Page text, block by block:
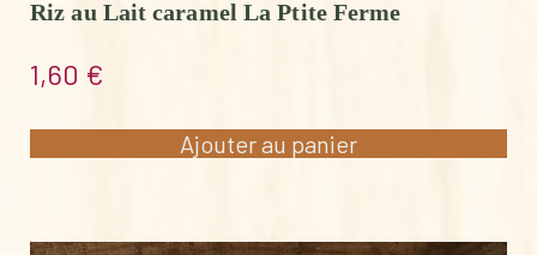
Riz au Lait caramel La Ptite Ferme
1,60 €
Ajouter au panier